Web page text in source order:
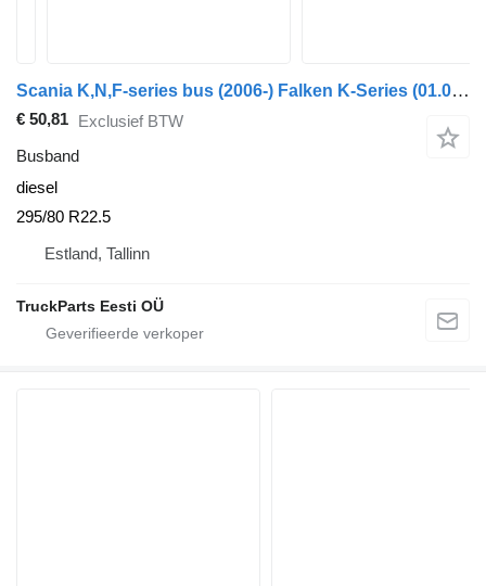
Scania K,N,F-series bus (2006-) Falken K-Series (01.06-)
€ 50,81 Exclusief BTW
Busband
diesel
295/80 R22.5
Estland, Tallinn
TruckParts Eesti OÜ